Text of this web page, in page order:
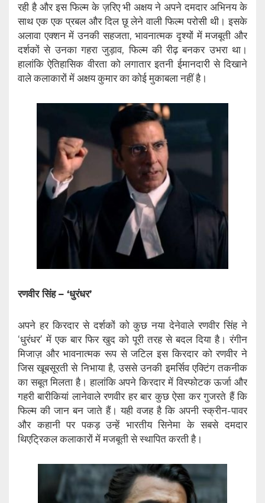
रही है और इस फिल्म के ज़रिए भी अक्षय ने अपने दमदार अभिनय के
साथ एक एक प्रबल और दिल छू लेने वाली फिल्म परोसी थी। इसके
अलावा एक्शन में उनकी सहजता, भावनात्मक दृश्यों में मजबूती और
दर्शकों से उनका गहरा जुड़ाव, फिल्म की रीढ़ बनकर उभरा था।
हालांकि ऐतिहासिक वीरता को लगातार इतनी ईमानदारी से दिखाने
वाले कलाकारों में अक्षय कुमार का कोई मुकाबला नहीं है।
रणवीर सिंह – ‘धुरंधर’
अपने हर किरदार से दर्शकों को कुछ नया देनेवाले रणवीर सिंह ने
‘धुरंधर’ में एक बार फिर खुद को पूरी तरह से बदल दिया है। रंगीन
मिजाज़ और भावनात्मक रूप से जटिल इस किरदार को रणवीर ने
जिस खूबसूरती से निभाया है, उससे उनकी इमर्सिव एक्टिंग तकनीक
का सबूत मिलता है। हालांकि अपने किरदार में विस्फोटक ऊर्जा और
गहरी बारीकियां लानेवाले रणवीर हर बार कुछ ऐसा कर गुजरते हैं कि
फिल्म की जान बन जाते हैं। यही वजह है कि अपनी स्क्रीन-पावर
और कहानी पर पकड़ उन्हें भारतीय सिनेमा के सबसे दमदार
थिएट्रिकल कलाकारों में मजबूती से स्थापित करती है।